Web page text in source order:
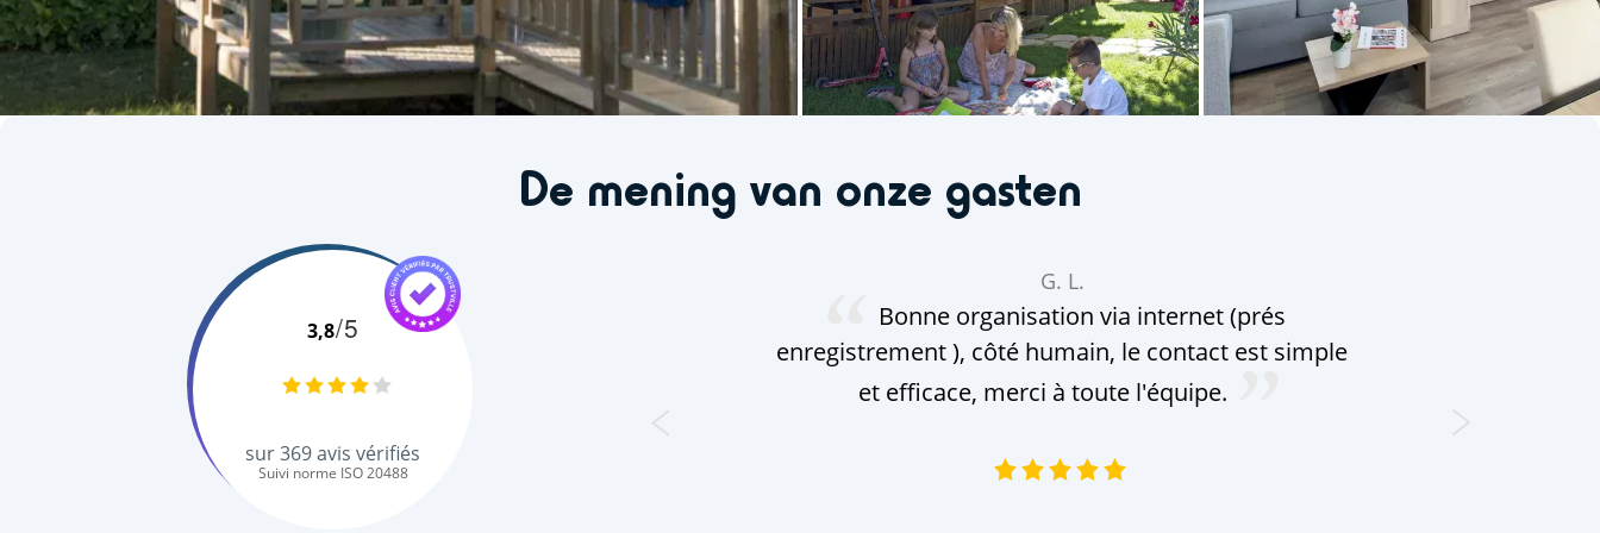
De mening van onze gasten
3,8/5
sur369avis vérifiés
Suivi norme ISO 20488
G. L.
Bonne organisation via internet (prés
enregistrement ), côté humain, le contact est simple
et efficace, merci à toute l'équipe.